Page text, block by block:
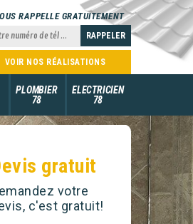
RAPPELLE GRATUITEMENT
VOIR NOS RÉALISATIONS
PLOMBIER
78
ELECTRICIEN
78
gratuit
votre
c'est gratuit!